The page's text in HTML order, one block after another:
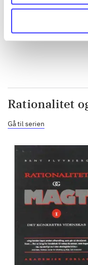
...
Rationalitet
Gå til serien